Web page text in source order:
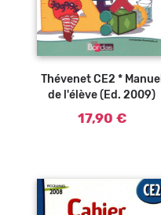
Thévenet CE2 * Manuel
de l'élève (Ed. 2009)
17,90 €